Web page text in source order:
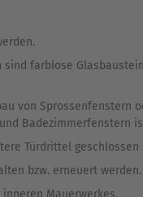
farblose
von Sprossenfenstern
Badezimmerfenstern
Türdrittel geschlossen
bzw. erneuert werden.
Mauerwerkes.